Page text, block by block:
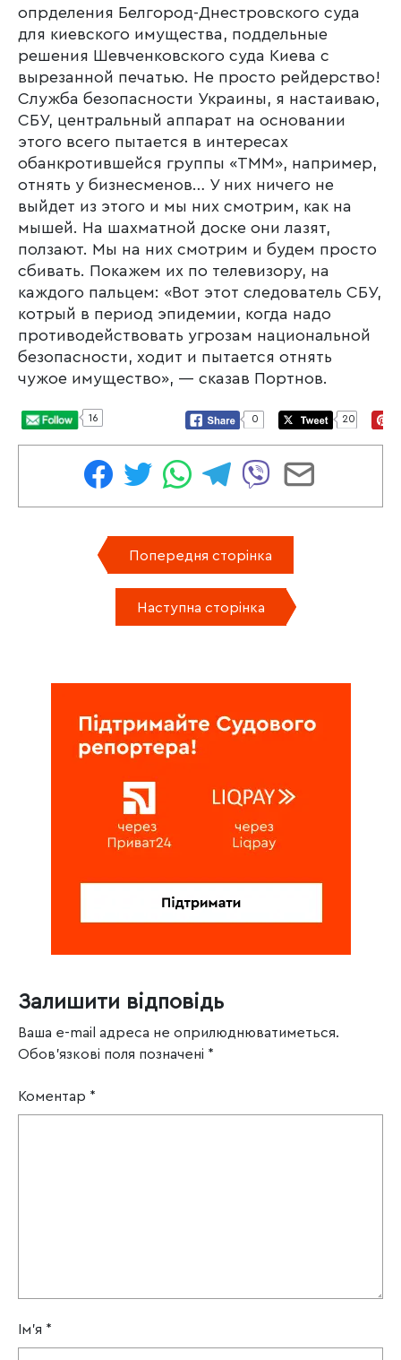
опрделения Белгород-Днестровского суда
для киевского имущества, поддельные
решения Шевченковского суда Киева с
вырезанной печатью. Не просто рейдерство!
Служба безопасности Украины, я настаиваю,
СБУ, центральный аппарат на основании
этого всего пытается в интересах
обанкротившейся группы «ТММ», например,
отнять у бизнесменов… У них ничего не
выйдет из этого и мы них смотрим, как на
мышей. На шахматной доске они лазят,
ползают. Мы на них смотрим и будем просто
сбивать. Покажем их по телевизору, на
каждого пальцем: «Вот этот следователь СБУ,
котрый в период эпидемии, когда надо
противодействовать угрозам национальной
безопасности, ходит и пытается отнять
чужое имущество», — сказав Портнов.
16 0 20
Попередня сторінка
Наступна сторінка
Залишити відповідь
Ваша e-mail адреса не оприлюднюватиметься.
Обов’язкові поля позначені *
Коментар *
Ім'я *